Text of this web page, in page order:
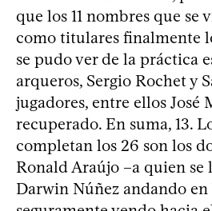
que los 11 nombres que
como titulares finalmente
se pudo ver de la práctica
arqueros, Sergio Rochet y
jugadores, entre ellos José
recuperado. En suma, 13.
completan los 26 son los
Ronald Araújo –a quien se
Darwin Núñez andando